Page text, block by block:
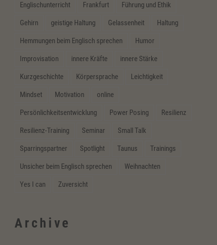
Englischunterricht Frankfurt Führung und Ethik
Gehirn geistige Haltung Gelassenheit Haltung
Hemmungen beim Englisch sprechen Humor
Improvisation innere Kräfte innere Stärke
Kurzgeschichte Körpersprache Leichtigkeit
Mindset Motivation online
Persönlichkeitsentwicklung Power Posing Resilienz
Resilienz-Training Seminar Small Talk
Sparringspartner Spotlight Taunus Trainings
Unsicher beim Englisch sprechen Weihnachten
Yes I can Zuversicht
Archive